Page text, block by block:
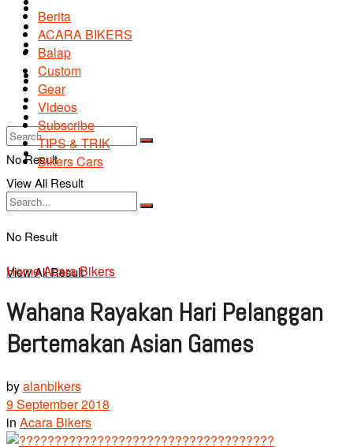
Agenda
Road Safety
TIPS & TRIK
Bikers Cars
Tentang Kami
No Result
View All Result
Road Safety
TIPS & TRIK
Bikers Cars
Tentang Kami
No Result
View All Result
Berita
ACARA BIKERS
Balap
Custom
Gear
Videos
Subscribe
TIPS & TRIK
Bikers Cars
HomeAcara Bikers
Wahana Rayakan Hari Pelanggan
Bertemakan Asian Games
byalanbikers
9 September 2018
in Acara Bikers